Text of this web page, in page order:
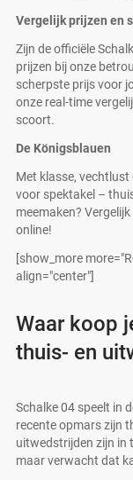
Vergelijk prijzen en
Zijn de officiële
prijzen bij onze
scherpste prijs voor
onze real-time
scoort.
De Königsblauen
Met klasse, vechtlust
voor spektakel –
meemaken?
online!
[show_more
align="center"]
Waar koop
thuis- en
Schalke 04 speelt in
recente opmars zijn
uitwedstrijden zijn in
maar verwacht dat